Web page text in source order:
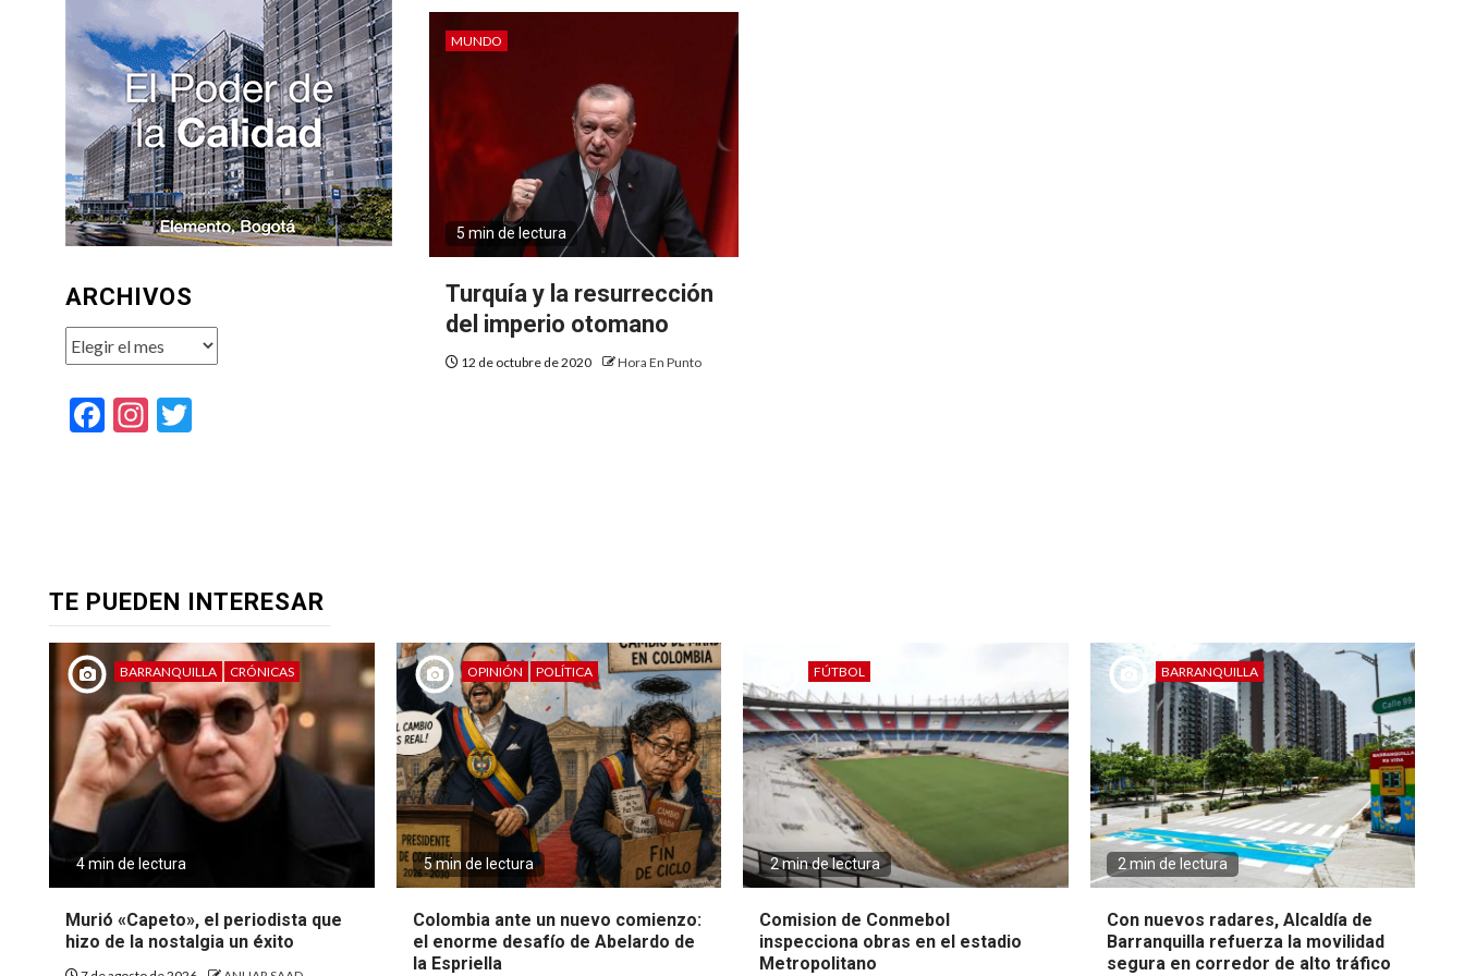
MUNDO
5 min de lectura
Turquía y la resurrección
del imperio otomano
12 de octubre de 2020 Hora En Punto
ARCHIVOS
Archivos
Facebook
Instagram
TE PUEDEN INTERESAR
BARRANQUILLA CRÓNICAS
4 min de lectura
Murió «Capeto», el periodista que
hizo de la nostalgia un éxito
OPINIÓN POLÍTICA
5 min de lectura
Colombia ante un nuevo comienzo:
el enorme desafío de Abelardo de
la Espriella
FÚTBOL
2 min de lectura
Comision de Conmebol
inspecciona obras en el estadio
Metropolitano
BARRANQUILLA
2 min de lectura
Con nuevos radares, Alcaldía de
Barranquilla refuerza la movilidad
segura en corredor de alto tráfico